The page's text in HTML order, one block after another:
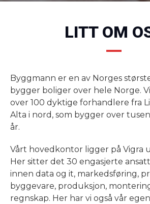
LITT OM
Byggmann er en av Norges
bygger boliger over hele Norge.
over 100 dyktige forhandlere fra
Alta i nord, som bygger over
år.
Vårt hovedkontor ligger på Vigra
Her sitter det 30 engasjerte
innen data og it, markedsføring,
byggevare, produksjon,
regnskap. Her har vi også vår